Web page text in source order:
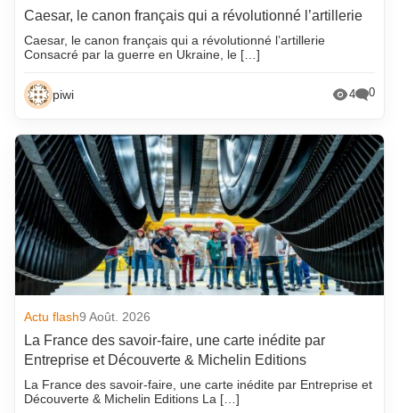
Caesar, le canon français qui a révolutionné l’artillerie
Caesar, le canon français qui a révolutionné l’artillerie
Consacré par la guerre en Ukraine, le […]
piwi 4 0
Actu flash9 Août. 2026
La France des savoir-faire, une carte inédite par
Entreprise et Découverte & Michelin Editions
La France des savoir-faire, une carte inédite par Entreprise et
Découverte & Michelin Editions La […]